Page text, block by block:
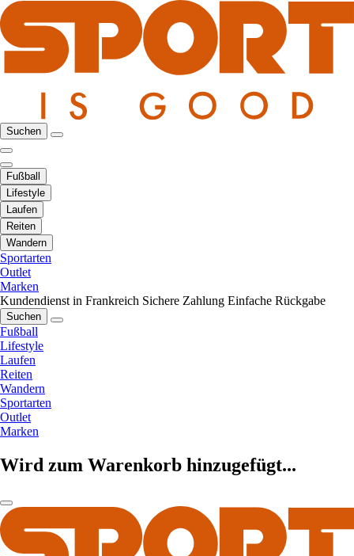
Suchen
Fußball
Lifestyle
Laufen
Reiten
Wandern
Sportarten
Outlet
Marken
Kundendienst in Frankreich Sichere Zahlung Einfache Rückgabe
Suchen
Fußball
Lifestyle
Laufen
Reiten
Wandern
Sportarten
Outlet
Marken
Wird zum Warenkorb hinzugefügt...